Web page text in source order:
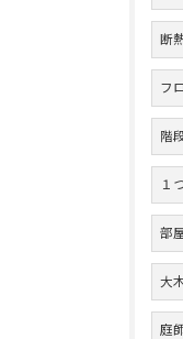
断
フ
階
１
部
大
庭